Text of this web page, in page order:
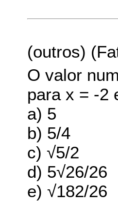
(outros)
O valor
para x = -2
a) 5
b) 5/4
c) √5/2
d) 5√26/26
e) √182/26